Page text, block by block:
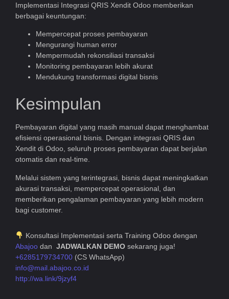
Implementasi Integrasi QRIS Xendit Odoo memberikan
berbagai keuntungan:
Mempercepat proses pembayaran
Mengurangi human error
Mempermudah rekonsiliasi transaksi
Monitoring pembayaran lebih akurat
Mendukung transformasi digital bisnis
Kesimpulan
Pembayaran digital yang masih manual dapat menghambat
efisiensi operasional bisnis. Dengan integrasi QRIS dan
Xendit di Odoo, seluruh proses pembayaran dapat berjalan
otomatis dan real-time.
Melalui sistem yang terintegrasi, bisnis dapat meningkatkan
akurasi transaksi, mempercepat operasional, dan
memberikan pengalaman pembayaran yang lebih modern
bagi customer.
Konsultasi Implementasi serta Training Odoo dengan
Abajoo dan JADWALKAN DEMO sekarang juga!
+6285179734700 (CS WhatsApp)
info@mail.abajoo.co.id
http://wa.link/9jzyf4